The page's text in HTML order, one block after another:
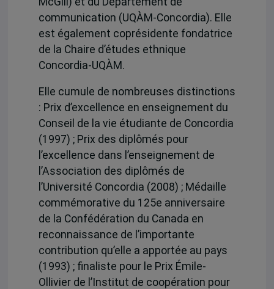
communication (UQÀM-Concordia). Elle
est également coprésidente fondatrice
de la Chaire d’études ethnique
Concordia-UQÀM.
Elle cumule de nombreuses distinctions
: Prix d’excellence en enseignement du
Conseil de la vie étudiante de Concordia
(1997) ; Prix des diplômés pour
l’excellence dans l’enseignement de
l’Association des diplômés de
l’Université Concordia (2008) ; Médaille
commémorative du 125e anniversaire
de la Confédération du Canada en
reconnaissance de l’importante
contribution qu’elle a apportée au pays
(1993) ; finaliste pour le Prix Émile-
Ollivier de l’Institut de coopération pour